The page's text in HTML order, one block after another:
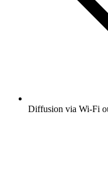
Diffusion via Wi-Fi